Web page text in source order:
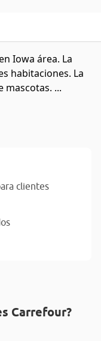
Iowa área. La
habitaciones. La
mascotas. ...
clientes
Carrefour?